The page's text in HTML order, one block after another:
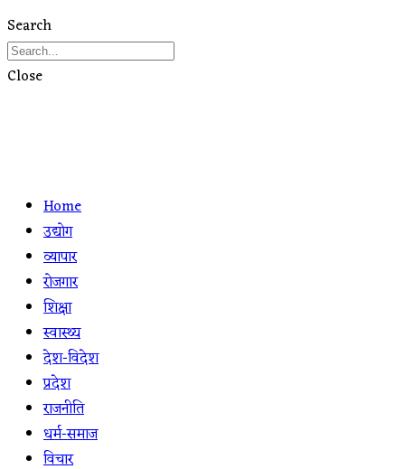
Search
Close
Home
उद्योग
व्यापार
रोजगार
शिक्षा
स्वास्थ्य
देश-विदेश
प्रदेश
राजनीति
धर्म-समाज
विचार